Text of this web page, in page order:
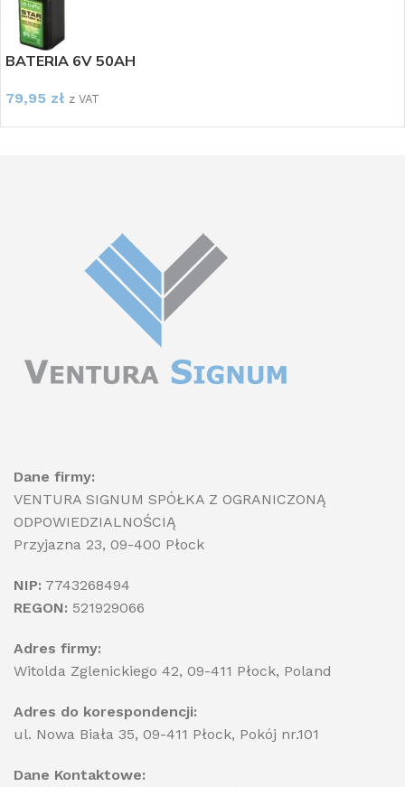
BATERIA 6V 50AH
79,95 zł z VAT
Dane firmy:
VENTURA SIGNUM SPÓŁKA Z OGRANICZONĄ
ODPOWIEDZIALNOŚCIĄ
Przyjazna 23, 09-400 Płock
NIP: 7743268494
REGON: 521929066
Adres firmy:
Witolda Zglenickiego 42, 09-411 Płock, Poland
Adres do korespondencji:
ul. Nowa Biała 35, 09-411 Płock, Pokój nr.101
Dane Kontaktowe: